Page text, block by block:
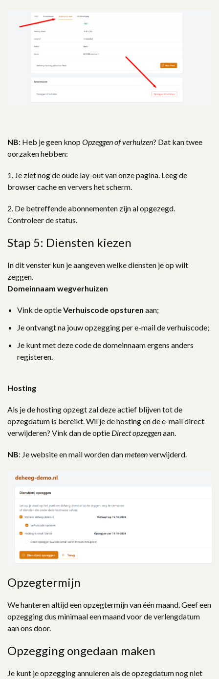
NB: Heb je geen knop Opzeggen of verhuizen? Dat kan twee
oorzaken hebben:
1. Je ziet nog de oude lay-out van onze pagina. Leeg de
browser cache en ververs het scherm.
2. De betreffende abonnementen zijn al opgezegd.
Controleer de status.
Stap 5: Diensten kiezen
In dit venster kun je aangeven welke diensten je op wilt
zeggen.
Domeinnaam wegverhuizen
Vink de optieVerhuiscode opsturen aan;
Je ontvangt na jouw opzegging per e-mail de verhuiscode;
Je kunt met deze code de domeinnaam ergens anders
registeren.
Hosting
Als je de hosting opzegt zal deze actief blijven tot de
opzegdatum is bereikt. Wil je de hosting en de e-mail direct
verwijderen? Vink dan de optie Direct opzeggenaan.
NB: Je website en mail worden danmeteenverwijderd.
Opzegtermijn
We hanteren altijd een opzegtermijn van één maand. Geef een
opzegging dus minimaal een maand voor de verlengdatum
aan ons door.
Opzegging ongedaan maken
Je kunt je opzegging annuleren als de opzegdatum nog niet